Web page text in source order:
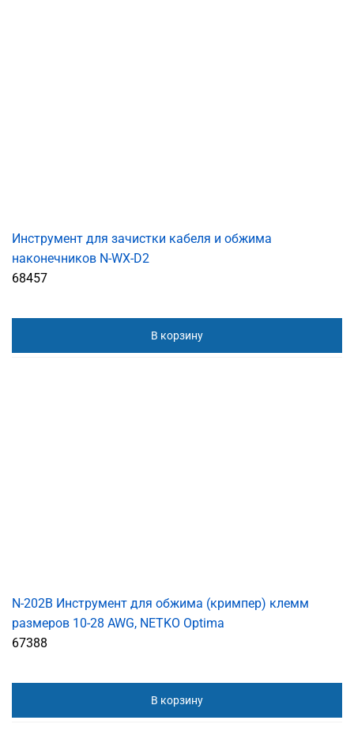
Инструмент для зачистки кабеля и обжима
наконечников N-WX-D2
68457
В корзину
N-202B Инструмент для обжима (кримпер) клемм
размеров 10-28 AWG, NETKO Optima
67388
В корзину